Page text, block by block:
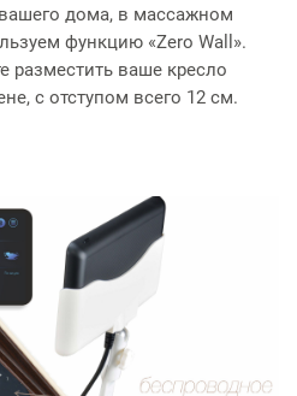
дома, в массажном
функцию «Zero Wall».
разместить ваше кресло
с отступом всего 12 см.